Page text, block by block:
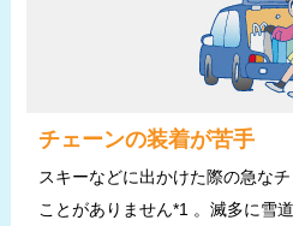
チェーンの装着が苦手
スキーなどに出かけた際の急な
ことがありません*1 。滅多に雪